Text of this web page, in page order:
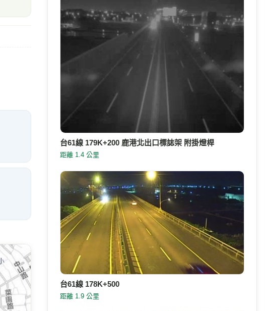
台61線 179K+200 鹿港北出口標誌架 附掛燈桿
距離 1.4 公里
台61線 178K+500
距離 1.9 公里